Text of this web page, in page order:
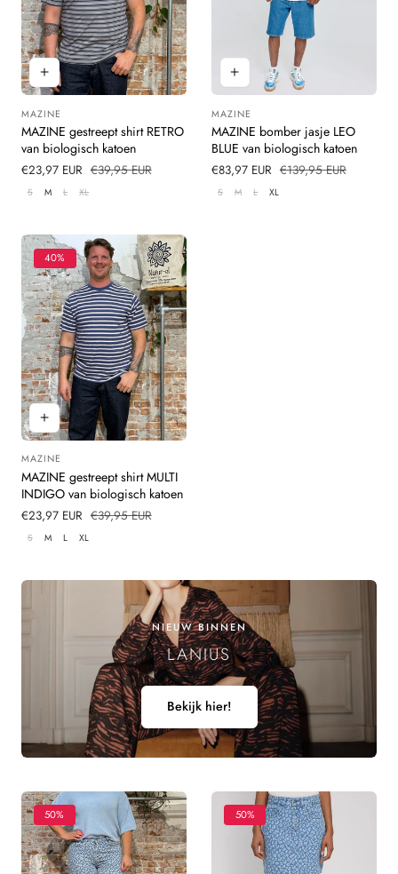
Leverancier:
MAZINE
MAZINE gestreept shirt RETRO
van biologisch katoen
Verkoopprijs
€23,97 EUR Normale
€39,95 EUR
S M L XL
Leverancier:
MAZINE
MAZINE bomber jasje LEO
BLUE van biologisch katoen
Verkoopprijs
€83,97 EUR Normale
€139,95 EUR
S M L XL
40%
Leverancier:
MAZINE
MAZINE gestreept shirt MULTI
INDIGO van biologisch katoen
Verkoopprijs
€23,97 EUR Normale
€39,95 EUR
S M L XL
NIEUW BINNEN
LANIUS
Bekijk hier!
50% 50%